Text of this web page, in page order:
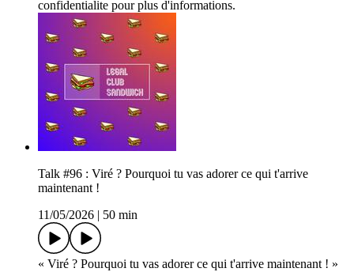
confidentialite pour plus d'informations.
Talk #96 : Viré ? Pourquoi tu vas adorer ce qui t'arrive
maintenant !
11/05/2026
50 min
« Viré ? Pourquoi tu vas adorer ce qui t'arrive maintenant ! »